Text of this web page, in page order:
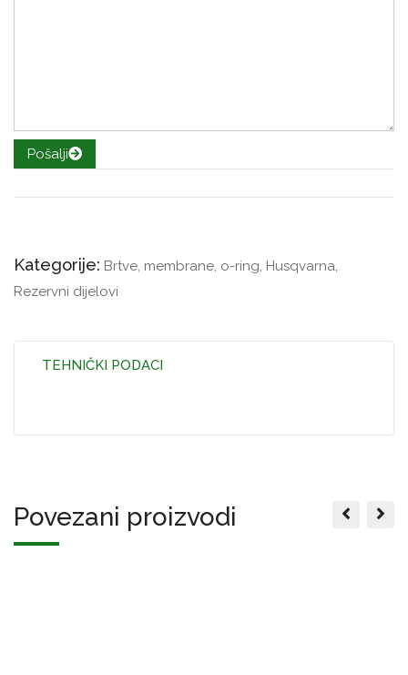
Pošalji
Kategorije: Brtve, membrane, o-ring, Husqvarna,
Rezervni dijelovi
TEHNIČKI PODACI
Povezani proizvodi